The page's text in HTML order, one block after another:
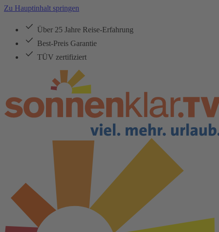
Zu Hauptinhalt springen
Über 25 Jahre Reise-Erfahrung
Best-Preis Garantie
TÜV zertifiziert